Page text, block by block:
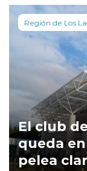
Región de Los
El club
queda
pelea